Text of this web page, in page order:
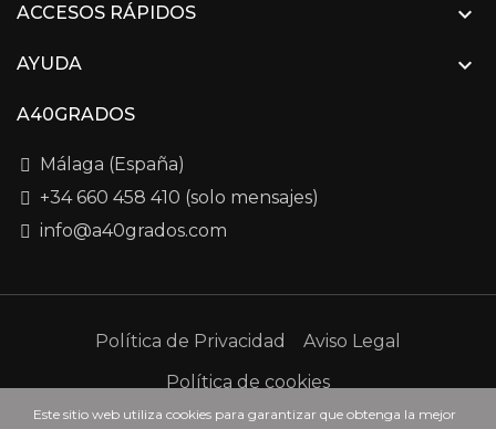
ACCESOS RÁPIDOS 
AYUDA 
A40GRADOS
Málaga (España)
+34 660 458 410 (solo mensajes)
info@a40grados.com
Política de Privacidad
Aviso Legal
Política de cookies
Este sitio web utiliza cookies para garantizar que obtenga la mejor